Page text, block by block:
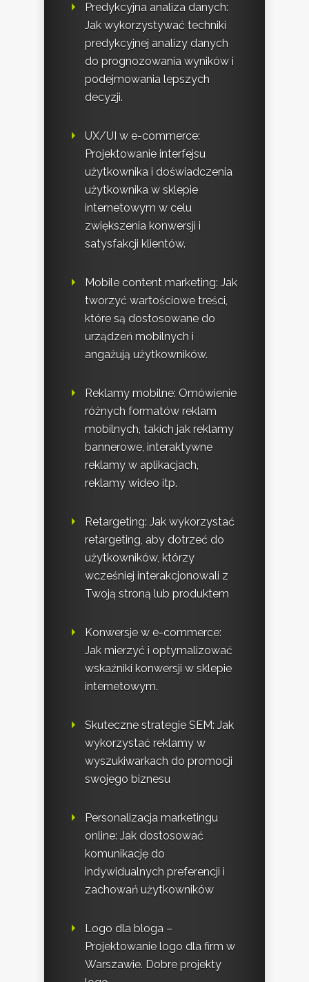
Predykcyjna analiza danych:
Jak wykorzystywać techniki
predykcyjnej analizy danych
do prognozowania wyników i
podejmowania lepszych
decyzji.
UX/UI w e-commerce:
Projektowanie interfejsu
użytkownika i doświadczenia
użytkownika w sklepie
internetowym w celu
zwiększenia konwersji i
satysfakcji klientów.
Mobile content marketing: Jak
tworzyć wartościowe treści,
które są dostosowane do
urządzeń mobilnych i
angażują użytkowników.
Reklamy mobilne: Omówienie
różnych formatów reklam
mobilnych, takich jak reklamy
bannerowe, interaktywne
reklamy w aplikacjach,
reklamy wideo itp.
Retargeting: Jak wykorzystać
retargeting, aby dotrzeć do
użytkowników, którzy
wcześniej interakcjonowali z
Twoją stroną lub produktem
Konwersje w e-commerce:
Jak mierzyć i optymalizować
wskaźniki konwersji w sklepie
internetowym.
Skuteczne strategie SEM: Jak
wykorzystać reklamy w
wyszukiwarkach do promocji
swojego biznesu
Personalizacja marketingu
online: Jak dostosować
komunikację do
indywidualnych preferencji i
zachowań użytkowników
Logo dla bloga –
Projektowanie logo dla firm w
Warszawie. Dobre projekty